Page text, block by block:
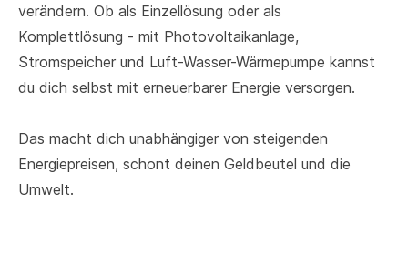
verändern. Ob als Einzellösung oder als
Komplettlösung - mit Photovoltaikanlage,
Stromspeicher und Luft-Wasser-Wärmepumpe kannst
du dich selbst mit erneuerbarer Energie versorgen.
Das macht dich unabhängiger von steigenden
Energiepreisen, schont deinen Geldbeutel und die
Umwelt.